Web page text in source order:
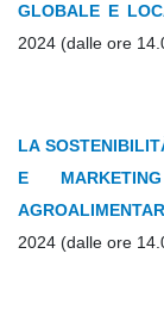
GLOBALE E
2024 (dalle ore
LA
E
2024 (dalle ore